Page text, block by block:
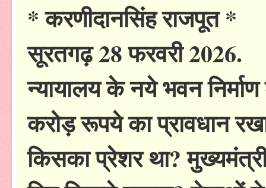
* करणीदानसिंह राजपूत *
सूरतगढ़ 28 फरवरी 2026.
न्यायालय के नये भवन
करोड़ रूपये का प्रावधान
किसका प्रेशर था?